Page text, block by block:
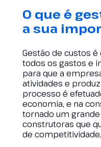
O que é
a sua
Gestão de custos
todos os gastos e
para que a
atividades e
processo é
economia, e na
tornado um
construtoras que
de competitividade.